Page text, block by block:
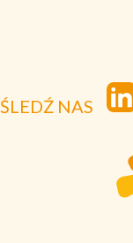
ŚLEDŹ NAS